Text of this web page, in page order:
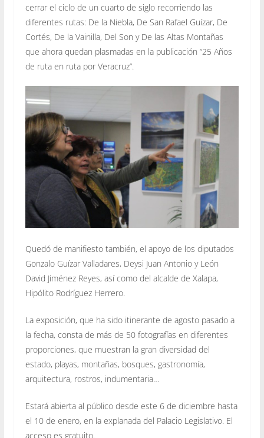
cerrar el ciclo de un cuarto de siglo recorriendo las
diferentes rutas: De la Niebla, De San Rafael Guízar, De
Cortés, De la Vainilla, Del Son y De las Altas Montañas
que ahora quedan plasmadas en la publicación “25 Años
de ruta en ruta por Veracruz”.
Quedó de manifiesto también, el apoyo de los diputados
Gonzalo Guízar Valladares, Deysi Juan Antonio y León
David Jiménez Reyes, así como del alcalde de Xalapa,
Hipólito Rodríguez Herrero.
La exposición, que ha sido itinerante de agosto pasado a
la fecha, consta de más de 50 fotografías en diferentes
proporciones, que muestran la gran diversidad del
estado, playas, montañas, bosques, gastronomía,
arquitectura, rostros, indumentaria…
Estará abierta al público desde este 6 de diciembre hasta
el 10 de enero, en la explanada del Palacio Legislativo. El
acceso es gratuito.